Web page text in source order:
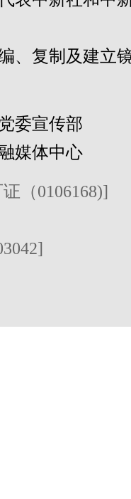
、复制及建立
委宣传部
媒体中心
（0106168)]